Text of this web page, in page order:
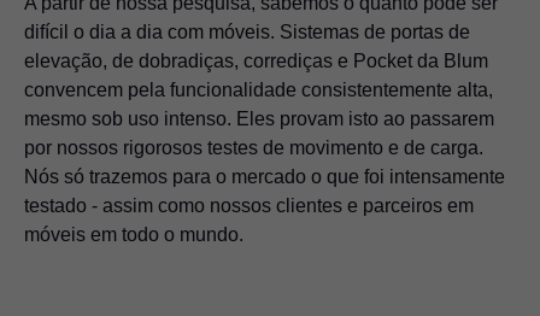
difícil o dia a dia com móveis. Sistemas de portas de
elevação, de dobradiças, corrediças e Pocket da Blum
convencem pela funcionalidade consistentemente alta,
mesmo sob uso intenso. Eles provam isto ao passarem
por nossos rigorosos testes de movimento e de carga.
Nós só trazemos para o mercado o que foi intensamente
testado - assim como nossos clientes e parceiros em
móveis em todo o mundo.